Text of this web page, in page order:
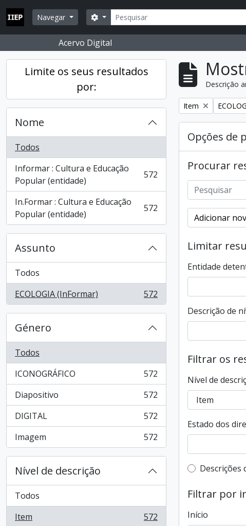
Skip to main content
Navegar
Pesquisar
Opções de busca
Acervo Digital
Limite os seus resultados
por:
Nome
Todos
Informar : Cultura e Educação
Popular (entidade)
, 572 resultados 572
In.Formar : Cultura e Educação
Popular (entidade)
, 572 resultados 572
Assunto
Todos
ECOLOGIA (InFormar)
, 572 resultados 572
Género
Todos
ICONOGRÁFICO
, 572 resultados
572
Diapositivo
, 572 resultados
572
DIGITAL
, 572 resultados
572
Imagem
, 572 resultados 572
Nível de descrição
Todos
Item
, 572 resultados 572
Descrição
Remover filtro:
Item
Opções de
Procurar
Adicionar
Limitar
Entidade
Descrição de
Filtrar os
Nível de
Estado dos
Filtro de
Descrições
Filtrar por
Início